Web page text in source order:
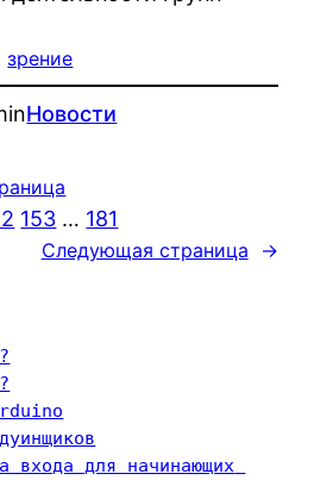
, зрение
Новости
153 … 181
Следующая страница →
входа для начинающих